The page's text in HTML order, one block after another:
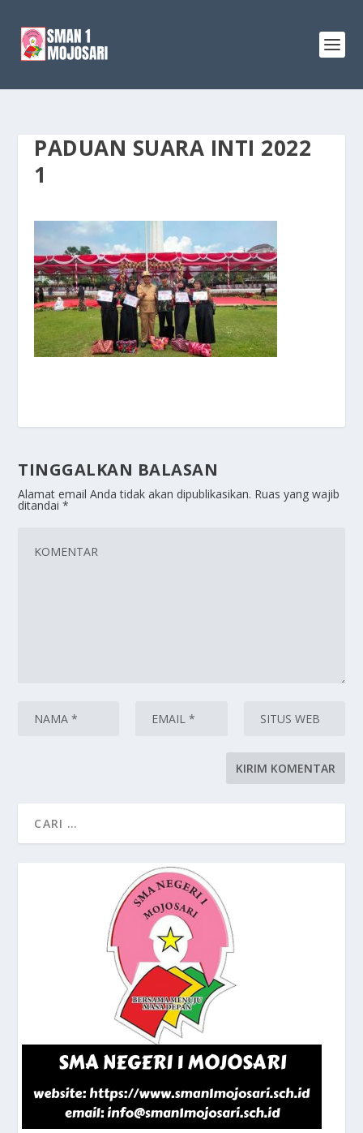
PADUAN SUARA INTI 2022
1
TINGGALKAN BALASAN
Alamat email Anda tidak akan dipublikasikan. Ruas yang wajib
ditandai*